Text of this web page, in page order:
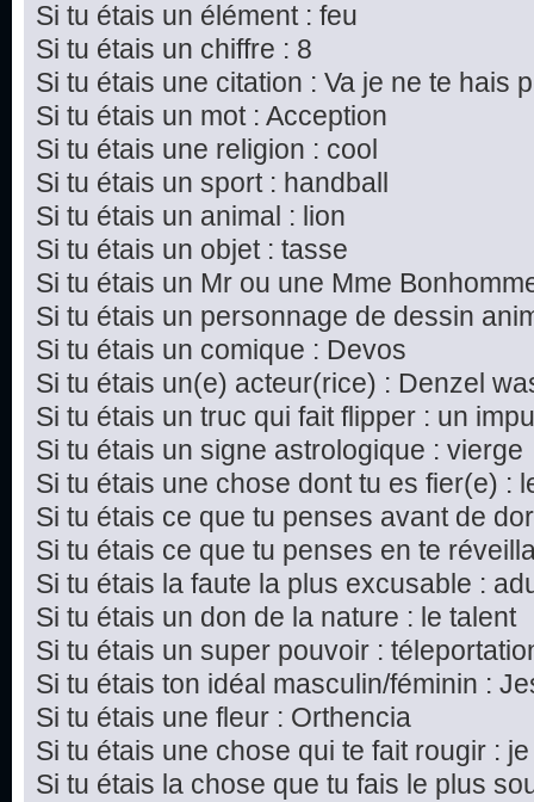
Si tu étais un élément : feu
Si tu étais un chiffre : 8
Si tu étais une citation : Va je ne te hais
Si tu étais un mot : Acception
Si tu étais une religion : cool
Si tu étais un sport : handball
Si tu étais un animal : lion
Si tu étais un objet : tasse
Si tu étais un Mr ou une Mme
Si tu étais un personnage de dessin
Si tu étais un comique : Devos
Si tu étais un(e) acteur(rice) : Denzel
Si tu étais un truc qui fait flipper : un
Si tu étais un signe astrologique : vierge
Si tu étais une chose dont tu es fier(e) :
Si tu étais ce que tu penses avant de
Si tu étais ce que tu penses en te
Si tu étais la faute la plus excusable :
Si tu étais un don de la nature : le talent
Si tu étais un super pouvoir :
Si tu étais ton idéal masculin/féminin :
Si tu étais une fleur : Orthencia
Si tu étais une chose qui te fait rougir :
Si tu étais la chose que tu fais le plus